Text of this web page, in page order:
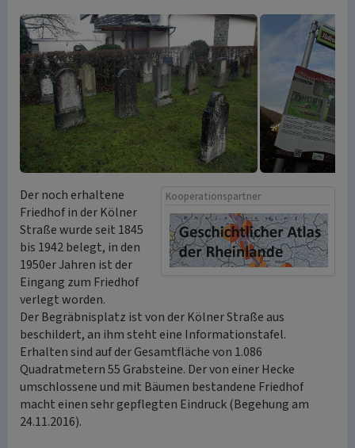
Kooperationspartner
Der noch erhaltene
Friedhof in der Kölner
Straße wurde seit 1845
bis 1942 belegt, in den
1950er Jahren ist der
Eingang zum Friedhof
verlegt worden.
Der Begräbnisplatz ist von der Kölner Straße aus
beschildert, an ihm steht eine Informationstafel.
Erhalten sind auf der Gesamtfläche von 1.086
Quadratmetern 55 Grabsteine. Der von einer Hecke
umschlossene und mit Bäumen bestandene Friedhof
macht einen sehr gepflegten Eindruck (Begehung am
24.11.2016).